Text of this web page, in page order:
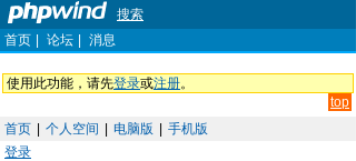
搜索
首页
论坛 消息
使用此功能，请先登录或注册。
top
首页
个人空间 电脑版
手机版
登录